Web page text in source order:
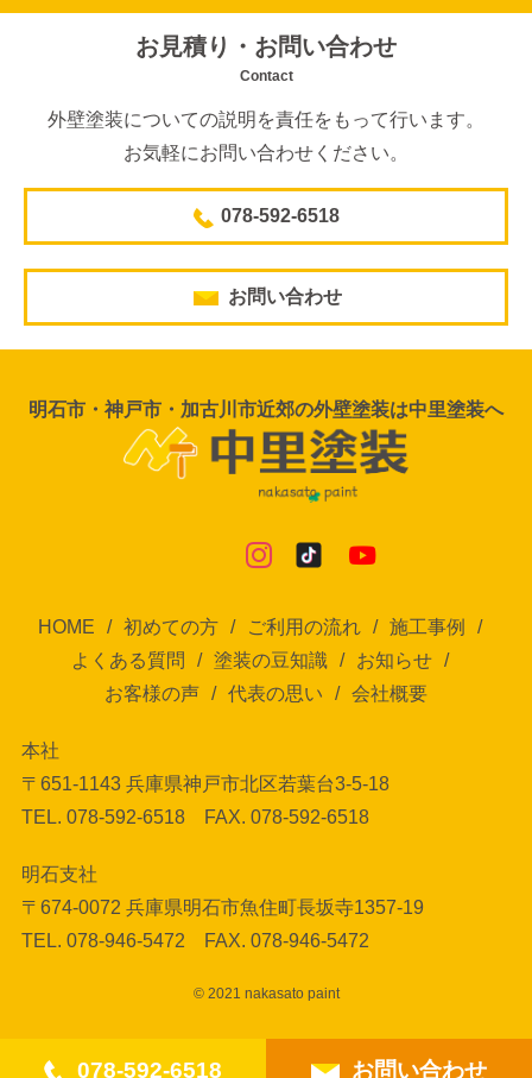
078-592-6518 お問い合わせ
お見積り・お問い合わせ
Contact
外壁塗装についての説明を責任をもって行います。
お気軽にお問い合わせください。
078-592-6518
お問い合わせ
明石市・神戸市・加古川市近郊の外壁塗装は中里塗装へ
HOME 初めての方 ご利用の流れ
施工事例
よくある質問
塗装の豆知識
お知らせ
お客様の声
代表の思い 会社概要
本社
〒651-1143 兵庫県神戸市北区若葉台3-5-18
TEL. 078-592-6518 FAX. 078-592-6518
明石支社
〒674-0072 兵庫県明石市魚住町長坂寺1357-19
TEL. 078-946-5472 FAX. 078-946-5472
© 2021 nakasato paint